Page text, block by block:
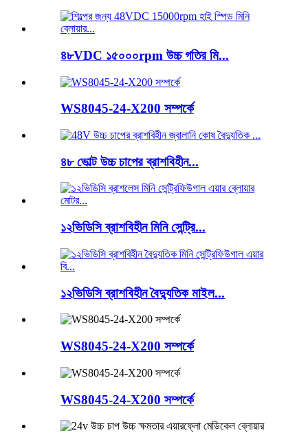
৪৮VDC ১৫০০০rpm উচ্চ গতির মি...
WS8045-24-X200 সম্পর্কে
৪৮ ভোল্ট উচ্চ চাপের ব্রাশবিহীন...
১২ভিডিসি ব্রাশবিহীন মিনি সেন্ট্রি...
১২ভিডিসি ব্রাশবিহীন বৈদ্যুতিক মাইল...
WS8045-24-X200 সম্পর্কে
WS8045-24-X200 সম্পর্কে